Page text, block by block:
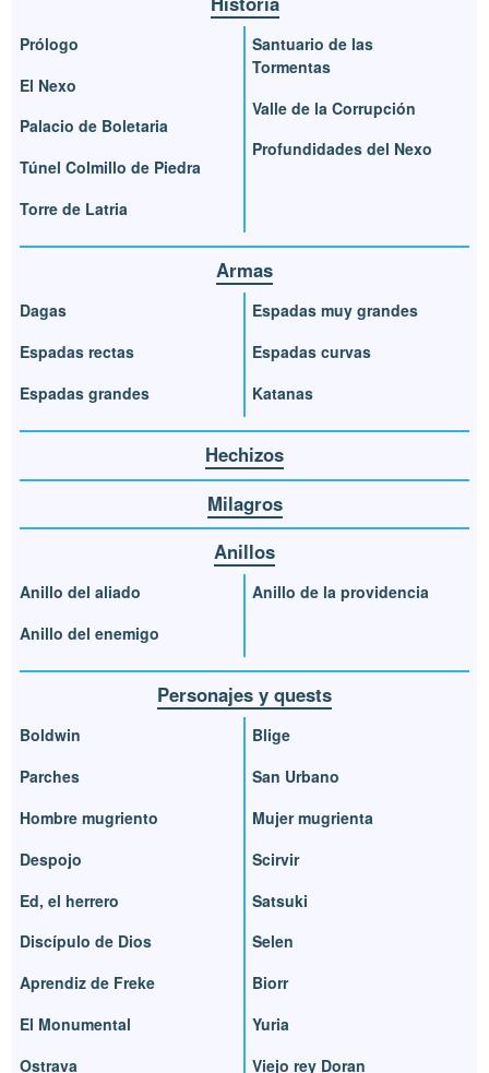
Prólogo
El Nexo
Palacio de Boletaria
Túnel Colmillo de Piedra
Torre de Latria
Santuario de las
Tormentas
Valle de la Corrupción
Profundidades del Nexo
Armas
Dagas
Espadas rectas
Espadas grandes
Espadas muy grandes
Espadas curvas
Katanas
Hechizos
Milagros
Anillos
Anillo del aliado
Anillo del enemigo
Anillo de la providencia
Personajes y quests
Boldwin
Parches
Hombre mugriento
Despojo
Ed, el herrero
Discípulo de Dios
Aprendiz de Freke
El Monumental
Ostrava
Blige
San Urbano
Mujer mugrienta
Scirvir
Satsuki
Selen
Biorr
Yuria
Viejo rey Doran